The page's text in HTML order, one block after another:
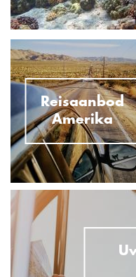
Reisaanbod
Amerika